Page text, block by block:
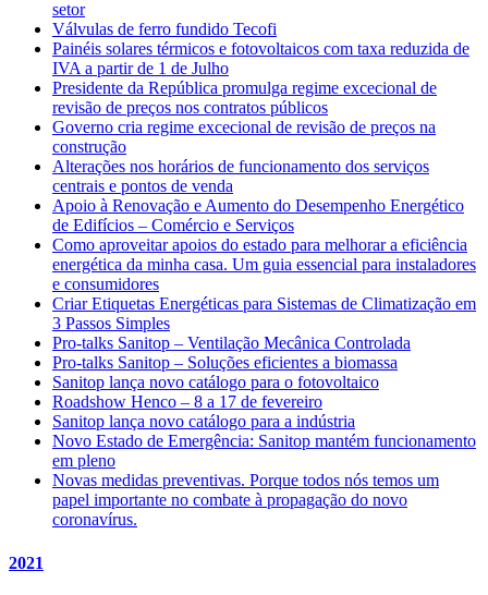
setor
Válvulas de ferro fundido Tecofi
Painéis solares térmicos e fotovoltaicos com taxa reduzida de
IVA a partir de 1 de Julho
Presidente da República promulga regime excecional de
revisão de preços nos contratos públicos
Governo cria regime excecional de revisão de preços na
construção
Alterações nos horários de funcionamento dos serviços
centrais e pontos de venda
Apoio à Renovação e Aumento do Desempenho Energético
de Edifícios – Comércio e Serviços
Como aproveitar apoios do estado para melhorar a eficiência
energética da minha casa. Um guia essencial para instaladores
e consumidores
Criar Etiquetas Energéticas para Sistemas de Climatização em
3 Passos Simples
Pro-talks Sanitop – Ventilação Mecânica Controlada
Pro-talks Sanitop – Soluções eficientes a biomassa
Sanitop lança novo catálogo para o fotovoltaico
Roadshow Henco – 8 a 17 de fevereiro
Sanitop lança novo catálogo para a indústria
Novo Estado de Emergência: Sanitop mantém funcionamento
em pleno
Novas medidas preventivas. Porque todos nós temos um
papel importante no combate à propagação do novo
coronavírus.
2021